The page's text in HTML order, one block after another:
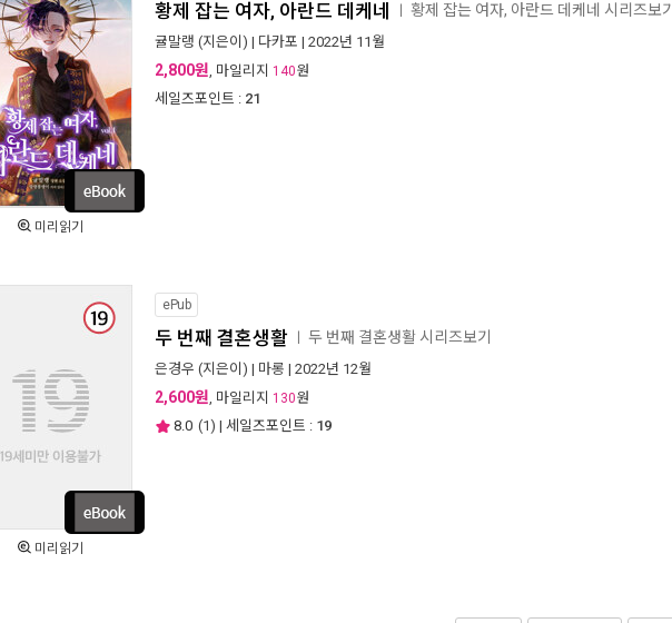
미리읽기
황제 잡는 여자, 아란드 데케네 황제 잡는 여자, 아란드 데케네 시리즈보기
귤말랭 (지은이) | 다카포 | 2022년 11월
2,800원, 마일리지 140원
세일즈포인트 : 21
미리읽기
ePub
두 번째 결혼생활 두 번째 결혼생활 시리즈보기
은경우 (지은이) | 마롱 | 2022년 12월
2,600원, 마일리지 130원
8.0 (1) | 세일즈포인트 : 19